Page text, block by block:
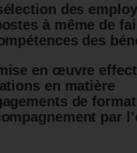
des
à même de
des
en œuvre
en matière
de
par